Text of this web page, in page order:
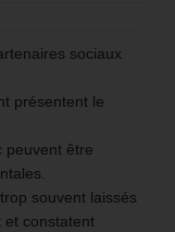
sociaux
présentent le
peuvent être
souvent laissés
et constatent